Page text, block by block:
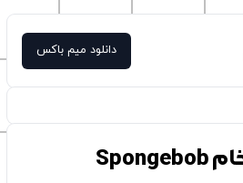
دانلود میم باکس
دانلود قالب میم خام Spongebob